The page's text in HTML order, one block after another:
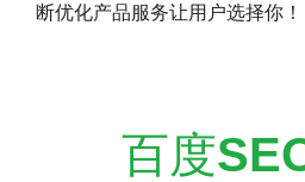
断优化产品服务让用户选择你！
百度